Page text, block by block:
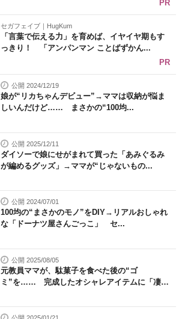
PR
セガフェイブ｜HugKum
「言葉で伝える力」を育めば、イヤイヤ期もす
っきり！ 「アンパンマン ことばずかん...
PR
公開 2024/12/19
娘が“リカちゃんデビュー”→ママは収納が悩ま
しいんだけど…… まさかの“100均...
公開 2025/12/11
ダイソーで娘にせがまれて買った「あみぐるみ
が編めるグッズ」→ママが“じゃないもの...
公開 2024/07/01
100均の“まさかのモノ”をDIY→リアルおしゃれ
な「ドーナツ屋さんごっこ」 セ...
公開 2025/08/05
元教員ママが、駄菓子を食べた後の“ゴ
ミ”を…… 完成したオシャレアイテムに「凄